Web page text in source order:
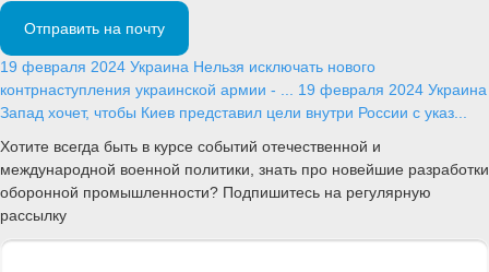
Отправить на почту
19 февраля 2024 Украина Нельзя исключать нового
контрнаступления украинской армии - ... 19 февраля 2024 Украина
Запад хочет, чтобы Киев представил цели внутри России с указ...
Хотите всегда быть в курсе событий отечественной и
международной военной политики, знать про новейшие разработки
оборонной промышленности? Подпишитесь на регулярную
рассылку